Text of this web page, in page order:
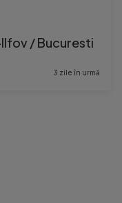
/ Bucuresti
3 zile în urmă